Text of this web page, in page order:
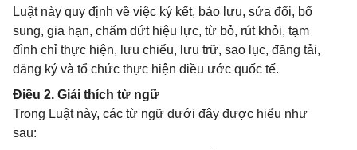
Luật này quy định về việc ký kết, bảo lưu, sửa đổi, bổ
sung, gia hạn, chấm dứt hiệu lực, từ bỏ, rút khỏi, tạm
đình chỉ thực hiện, lưu chiểu, lưu trữ, sao lục, đăng tải,
đăng ký và tổ chức thực hiện điều ước quốc tế.
Điều 2. Giải thích từ ngữ
Trong Luật này, các từ ngữ dưới đây được hiểu như
sau: